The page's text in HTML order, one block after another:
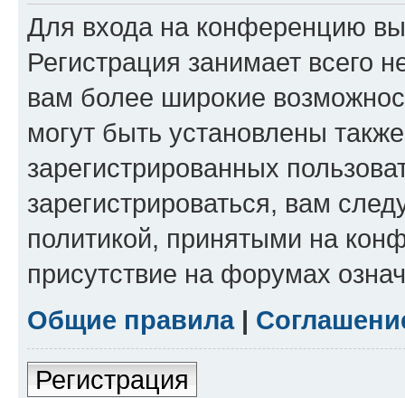
Для входа на конференцию
Регистрация занимает всего
вам более широкие
могут быть установлены
зарегистрированных
зарегистрироваться, вам
политикой, принятыми на
присутствие на форумах
Общие правила|
Регистрация